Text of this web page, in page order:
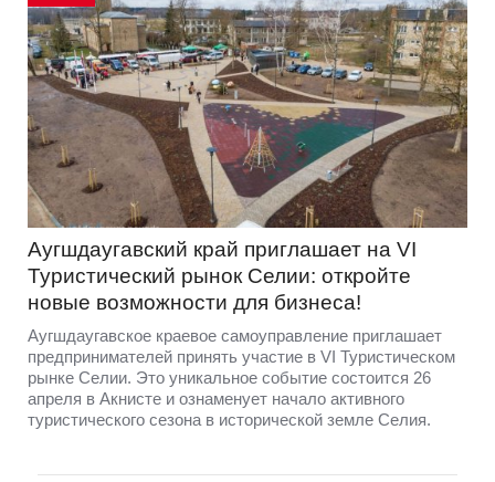
Аугшдаугавский край приглашает на VI
Туристический рынок Селии: откройте
новые возможности для бизнеса!
Аугшдаугавское краевое самоуправление приглашает
предпринимателей принять участие в VI Туристическом
рынке Селии. Это уникальное событие состоится 26
апреля в Акнисте и ознаменует начало активного
туристического сезона в исторической земле Селия.